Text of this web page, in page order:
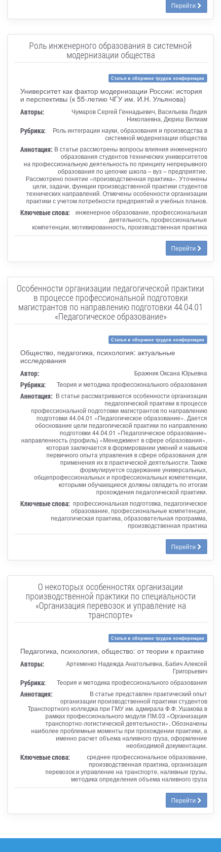
Перейти
Роль инженерного образования в системной
модернизации общества
Статья в сборнике трудов конференции
Университет как фактор модернизации России: история
и перспективы (к 55-летию ЧГУ им. И.Н. Ульянова)
Авторы:
Чумаров Сергей Геннадьевич, Васильева Лидия
Николаевна, Дюриш Вилиам
Рубрика:
Роль интеграции науки, образования и производства в
системной модернизации общества
Аннотация: В статье рассмотрены вопросы влияния инженерного
образования студентов технических университетов
на профессиональную деятельность по принципу непрерывного
образования по цепочке школа – вуз – предприятие.
Рассмотрено понятие «производственная практика». Уточнены
цели, задачи, функции производственной практики студентов
технических направлений. Отмечены особенности организации
практики с учетом потребности предприятий и учебных планов.
Ключевые слова:
инженерное образование, профессиональная
деятельность, профессиональные
компетенции, мотивированность, производственная практика
Перейти
Особенности организации педагогической практики
в процессе профессиональной подготовки
магистрантов по направлению подготовки 44.04.01
«Педагогическое образование»
Статья в сборнике трудов конференции
Общество, педагогика, психология: актуальные
исследования
Автор: Бражник Оксана Юрьевна
Рубрика: Теория и методика профессионального образования
Аннотация: В статье рассматриваются особенности организации
педагогической практики в процессе
профессиональной подготовки магистрантов по направлению
подготовки 44.04.01 «Педагогическое образование». Дается
обоснование цели педагогической практики по направлению
подготовки 44.04.01 «Педагогическое образование»
направленность (профиль) «Менеджмент в сфере образования»,
которая заключается в формировании умений и навыков
первичного опыта управления в сфере образования для
применения их в практической деятельности. Также
формулируется содержание универсальных,
общепрофессиональных и профессиональных компетенции,
которыми обучающиеся должны овладеть по итогам
прохождения педагогической практики.
Ключевые слова: профессиональная подготовка, педагогическое
образование, профессиональные компетенции,
педагогическая практика, образовательная программа,
производственная практика
Перейти
О некоторых особенностях организации
производственной практики по специальности
«Организация перевозок и управление на
транспорте»
Статья в сборнике трудов конференции
Педагогика, психология, общество: от теории к практике
Авторы:
Артеменко Надежда Анатольевна, Бабич Алексей
Григорьевич
Рубрика: Теория и методика профессионального образования
Аннотация:
В статье представлен практический опыт
организации производственной практики студентов
Транспортного колледжа при ГМУ им. адмирала Ф.Ф. Ушакова в
рамках профессионального модуля ПМ.03 «Организация
транспортно-логистической деятельности». Обозначены
наиболее проблемные моменты при прохождении практики, а
именно расчет объема наливного груза, оформление
необходимой документации.
Ключевые слова:
среднее профессиональное образование,
производственная практика, организация
перевозок и управление на транспорте, наливные грузы,
методика определения объема наливного груза
Перейти